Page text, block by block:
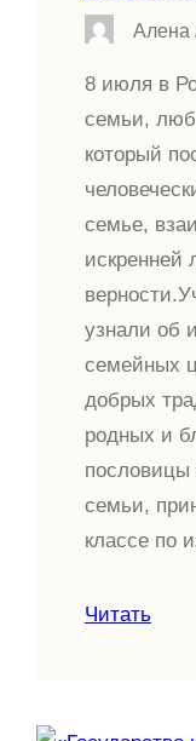
Алена
8 июля в
семьи,
который
семье,
искренней
узнали об
семейных
добрых
родных и
пословицы
семьи,
классе по
Читать